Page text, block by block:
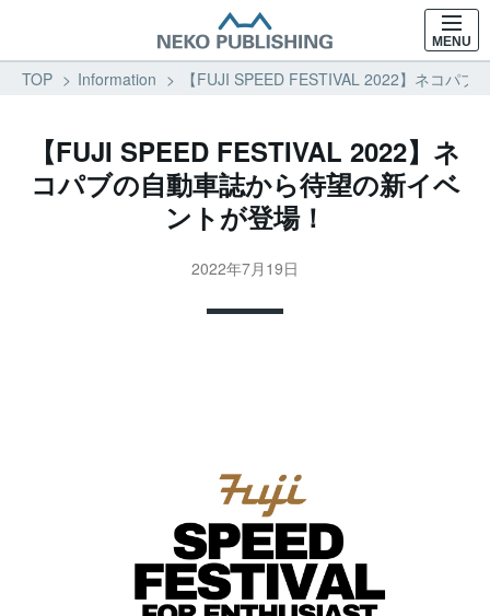
MENU
TOP Information 【FUJI SPEED FESTIVAL 2022】ネコパ
【FUJI SPEED FESTIVAL 2022】ネ
コパブの自動車誌から待望の新イベ
ントが登場！
2022年7月19日